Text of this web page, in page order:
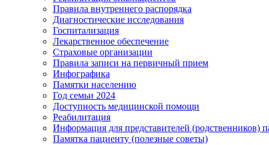
Правила внутреннего распорядка
Диагностические исследования
Госпитализация
Лекарственное обеспечение
Страховые организации
Правила записи на первичный прием
Инфографика
Памятки населению
Год семьи 2024
Доступность медицинской помощи
Реабилитация
Информация для представителей (родственников)
Памятка пациенту (полезные советы)